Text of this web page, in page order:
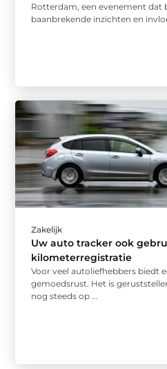
Rotterdam, een evenement dat
baanbrekende inzichten en
Zakelijk
Uw auto tracker ook
kilometerregistratie
Voor veel autoliefhebbers biedt
gemoedsrust. Het is
nog steeds op ...